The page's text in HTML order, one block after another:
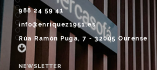
988 24 59 41
info@enriquez1951.es
Rúa Ramón Puga, 7 - 32005 Ourense
NEWSLETTER